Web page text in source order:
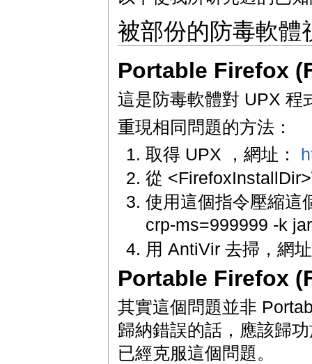
被部份的防毒軟體
Portable Firefox
這是防毒軟體對 UPX 程
重現相同問題的方法：
取得 UPX ，網址：
從
使用這個指令壓縮這
crp-ms=999999 -k
用 AntiVir 去掃，網
Portable Firefox
其實這個問題並非
歸納錯誤的話，應該歸
已經克服這個問題。